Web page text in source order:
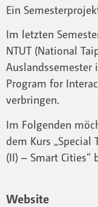
Ein
Im letzten
NTUT (National
Auslandssemester
Program for
verbringen.
Im Folgenden
dem Kurs
(II) – Smart Cities“
Website